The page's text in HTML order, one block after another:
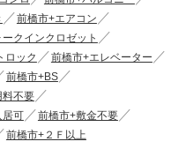
前橋市+エアコン
クインクロゼット
ロック
前橋市+エレベーター
前橋市+BS
料不要
居可
前橋市+敷金不要
前橋市+２Ｆ以上